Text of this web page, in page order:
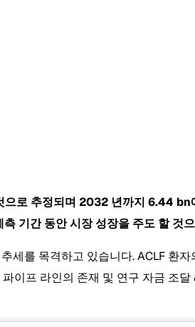
로 추정되며 2032 년까지 6.44 bn
기간 동안 시장 성장을 주도 할 것
를 목격하고 있습니다. ACLF 환
이프 라인의 존재 및 연구 자금 조